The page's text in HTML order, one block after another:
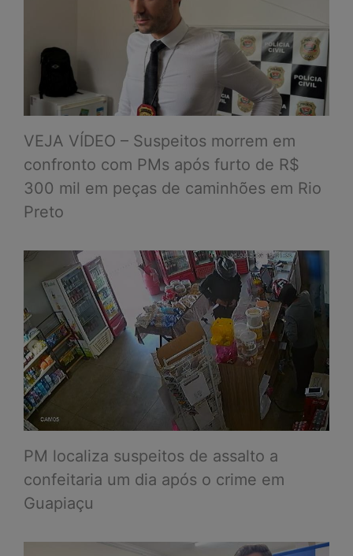
VEJA VÍDEO – Suspeitos morrem em
confronto com PMs após furto de R$
300 mil em peças de caminhões em Rio
Preto
PM localiza suspeitos de assalto a
confeitaria um dia após o crime em
Guapiaçu